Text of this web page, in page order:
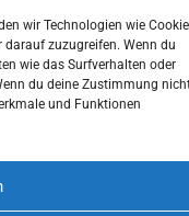
wir Technologien wie
zuzugreifen. Wenn du
wie das Surfverhalten oder
du deine Zustimmung
und Funktionen